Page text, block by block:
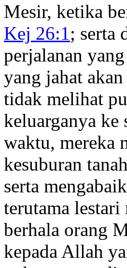
Mesir, ketika
Kej 26:1; serta
perjalanan
yang jahat
tidak melihat
keluarganya ke
waktu, mereka
kesuburan
serta
terutama lestari
berhala orang
kepada Allah